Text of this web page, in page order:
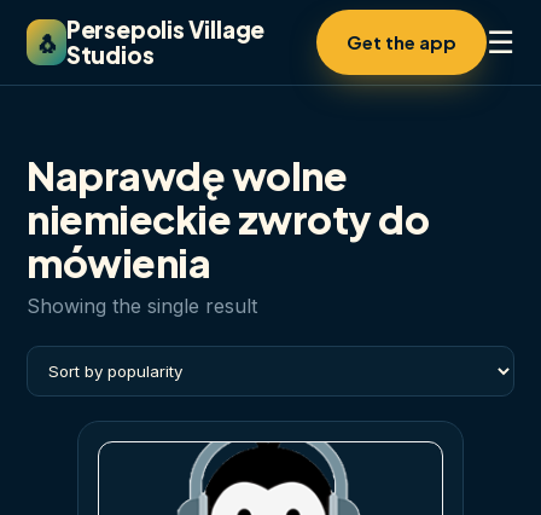
🐧 Persepolis Village
Studios
Get the app ☰
Naprawdę wolne
niemieckie zwroty do
mówienia
Showing the single result